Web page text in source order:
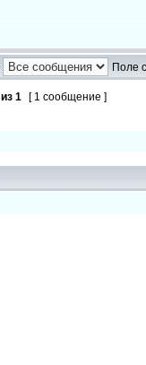
Поле
из 1 [ 1 сообщение ]